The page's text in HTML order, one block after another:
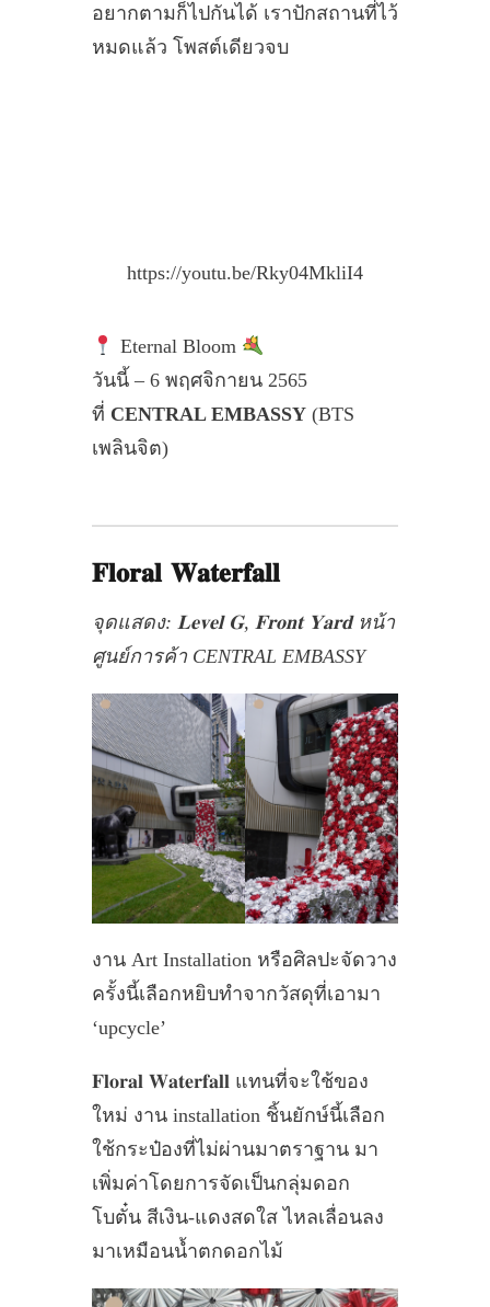
อยากตามก็ไปกันได้ เราปักสถานที่ไว้
หมดแล้ว โพสต์เดียวจบ
https://youtu.be/Rky04MkliI4
Eternal Bloom
วันนี้ – 6 พฤศจิกายน 2565
ที่ CENTRAL EMBASSY (BTS
เพลินจิต)
𝐅𝐥𝐨𝐫𝐚𝐥 𝐖𝐚𝐭𝐞𝐫𝐟𝐚𝐥𝐥
จุดแสดง: 𝐋𝐞𝐯𝐞𝐥 𝐆, 𝐅𝐫𝐨𝐧𝐭 𝐘𝐚𝐫𝐝 หน้า
ศูนย์การค้า CENTRAL EMBASSY
งาน Art Installation หรือศิลปะจัดวาง
ครั้งนี้เลือกหยิบทำจากวัสดุที่เอามา
‘upcycle’
𝐅𝐥𝐨𝐫𝐚𝐥 𝐖𝐚𝐭𝐞𝐫𝐟𝐚𝐥𝐥 แทนที่จะใช้ของ
ใหม่ งาน installation ชิ้นยักษ์นี้เลือก
ใช้กระป๋องที่ไม่ผ่านมาตราฐาน มา
เพิ่มค่าโดยการจัดเป็นกลุ่มดอก
โบตั๋น สีเงิน-แดงสดใส ไหลเลื่อนลง
มาเหมือนน้ำตกดอกไม้